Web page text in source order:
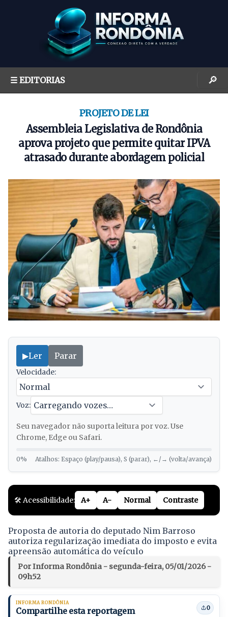
☰ EDITORIAS 🔎
PROJETO DE LEI
Assembleia Legislativa de Rondônia
aprova projeto que permite quitar IPVA
atrasado durante abordagem policial
▶Ler Parar
Velocidade:
Voz:
Seu navegador não suporta leitura por voz. Use
Chrome, Edge ou Safari.
0% Atalhos: Espaço (play/pausa), S (parar), ←/→ (volta/avança)
🛠️ Acessibilidade: A+ A- Normal Contraste
Proposta de autoria do deputado Nim Barroso
autoriza regularização imediata do imposto e evita
apreensão automática do veículo
Por Informa Rondônia - segunda-feira, 05/01/2026 -
09h52
INFORMA RONDÔNIA
Compartilhe esta reportagem 0